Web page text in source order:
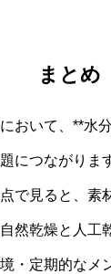
まとめ
おいて、**水
につながりま
で見ると、素
然乾燥と人工
・定期的なメ